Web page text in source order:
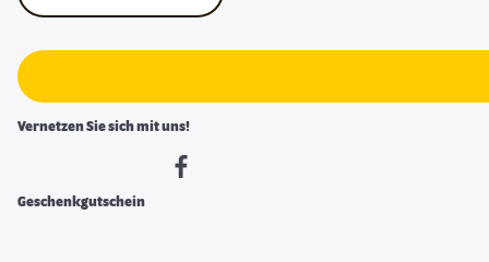
Vernetzen Sie sich mit uns!
Geschenkgutschein